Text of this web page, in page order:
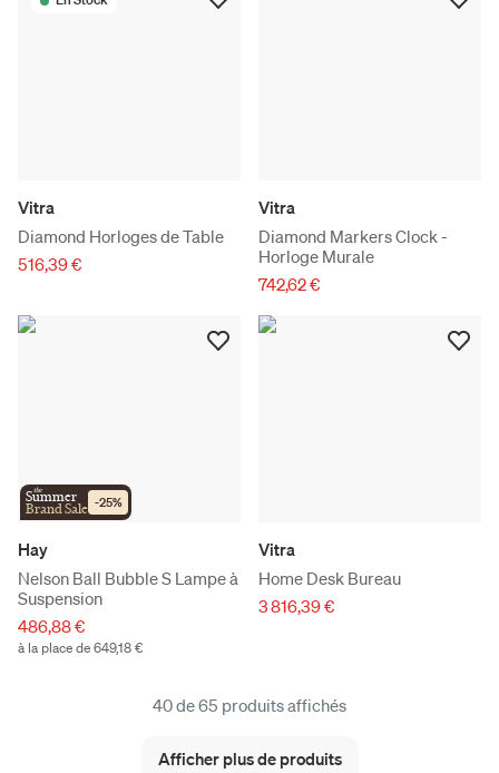
Vitra
Diamond Horloges de Table
516,39 €
Vitra
Diamond Markers Clock -
Horloge Murale
742,62 €
the
Summer
Brand Sale -25%
Hay
Nelson Ball Bubble S Lampe à
Suspension
486,88 €
à la place de 649,18 €
Vitra
Home Desk Bureau
3 816,39 €
40 de 65 produits affichés
Afficher plus de produits